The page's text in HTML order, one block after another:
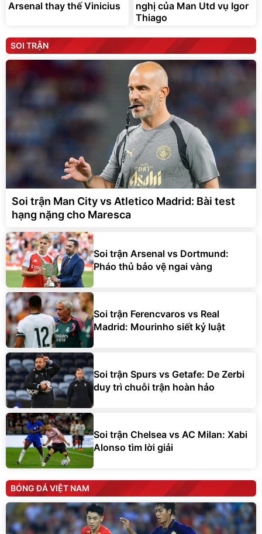
Arsenal thay thế Vinicius
nghị của Man Utd vụ Igor
Thiago
SOI TRẬN
Soi trận Man City vs Atletico Madrid: Bài test
hạng nặng cho Maresca
Soi trận Arsenal vs Dortmund:
Pháo thủ bảo vệ ngai vàng
Soi trận Ferencvaros vs Real
Madrid: Mourinho siết kỷ luật
Soi trận Spurs vs Getafe: De Zerbi
duy trì chuỗi trận hoàn hảo
Soi trận Chelsea vs AC Milan: Xabi
Alonso tìm lời giải
BÓNG ĐÁ VIỆT NAM